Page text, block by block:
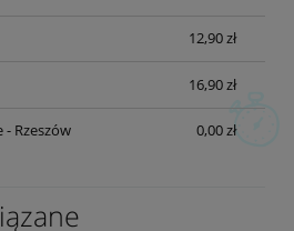
12,90 zł
16,90 zł
Rzeszów 0,00 zł